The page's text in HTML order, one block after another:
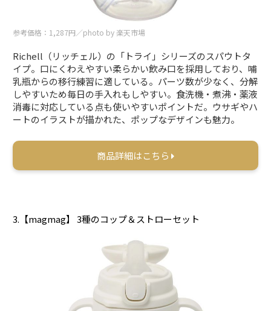
参考価格：1,287円／photo by 楽天市場
Richell（リッチェル）の「トライ」シリーズのスパウトタ
イプ。口にくわえやすい柔らかい飲み口を採用しており、哺
乳瓶からの移行練習に適している。パーツ数が少なく、分解
しやすいため毎日の手入れもしやすい。食洗機・煮沸・薬液
消毒に対応している点も使いやすいポイントだ。ウサギやハ
ートのイラストが描かれた、ポップなデザインも魅力。
商品詳細はこちら
3.【magmag】 3種のコップ＆ストローセット